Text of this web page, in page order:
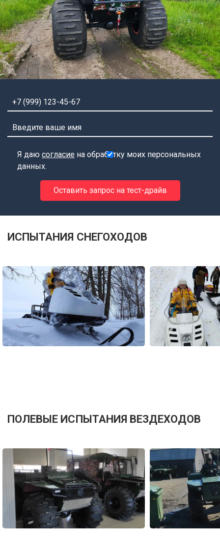
Я даю согласие на обработку моих персональных
данных.
Оставить запрос на тест-драйв
ИСПЫТАНИЯ СНЕГОХОДОВ
ПОЛЕВЫЕ ИСПЫТАНИЯ ВЕЗДЕХОДОВ